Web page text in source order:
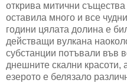
открива митични
оставила много и все
години цялата долина е
действащи вулкана
субстанции потъвали във
днешните скални красоти,
езерото е белязало